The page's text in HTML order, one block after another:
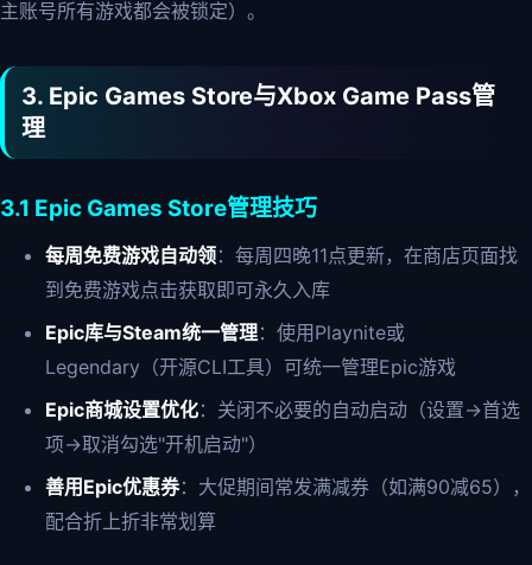
主账号所有游戏都会被锁定）。
3. Epic Games Store与Xbox Game Pass管
理
3.1 Epic Games Store管理技巧
每周免费游戏自动领：每周四晚11点更新，在商店页面找
到免费游戏点击获取即可永久入库
Epic库与Steam统一管理：使用Playnite或
Legendary（开源CLI工具）可统一管理Epic游戏
Epic商城设置优化：关闭不必要的自动启动（设置→首选
项→取消勾选"开机启动"）
善用Epic优惠券：大促期间常发满减券（如满90减65），
配合折上折非常划算